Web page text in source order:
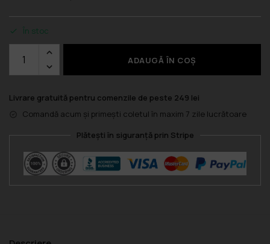
În stoc
ADAUGĂ ÎN COȘ
Livrare gratuită pentru comenzile de peste 249 lei
Comandă acum și primești coletul în maxim 7 zile lucrătoare
Plătești în siguranță prin Stripe